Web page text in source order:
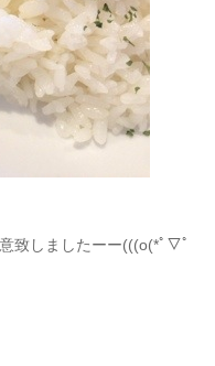
致しましたーー(((o(*ﾟ▽ﾟ